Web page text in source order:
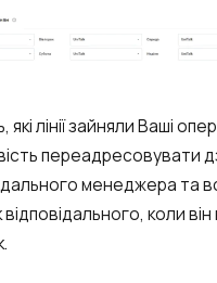
які лінії зайняли Ваші
переадресовувати
менеджера та
коли він